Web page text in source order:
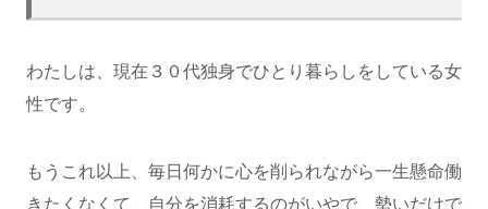
わたしは、現在３０代独身でひとり暮らしをしている女
性です。
もうこれ以上、毎日何かに心を削られながら一生懸命働
きたくなくて、自分を消耗するのがいやで、勢いだけで